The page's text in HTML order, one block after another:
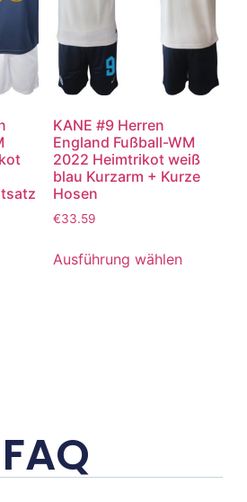
KANE #9 Herren
England Fußball-WM
2022 Heimtrikot weiß
blau Kurzarm + Kurze
Hosen
€33.59
Ausführung wählen
FAQ